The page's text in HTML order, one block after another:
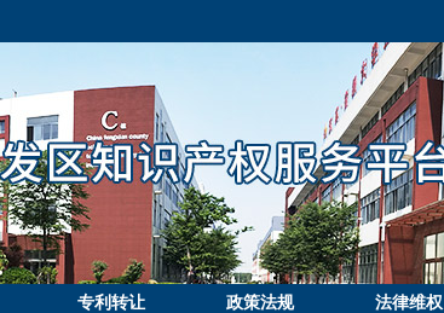
专利转让 政策法规 法律维权